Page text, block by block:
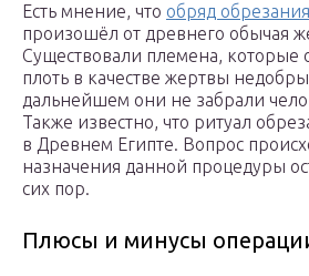
Есть мнение, что обряд обрезания
произошёл от древнего обычая
Существовали племена,
плоть в качестве жертвы
дальнейшем они не забрали
Также известно, что ритуал
в Древнем Египте. Вопрос
назначения данной процедуры
сих пор.
Плюсы и минусы